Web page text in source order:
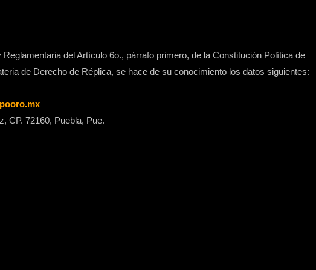
del Artículo 6o., párrafo primero, de la Constitución Política de
de Derecho de Réplica, se hace de su conocimiento los datos siguientes:
CP. 72160, Puebla, Pue.